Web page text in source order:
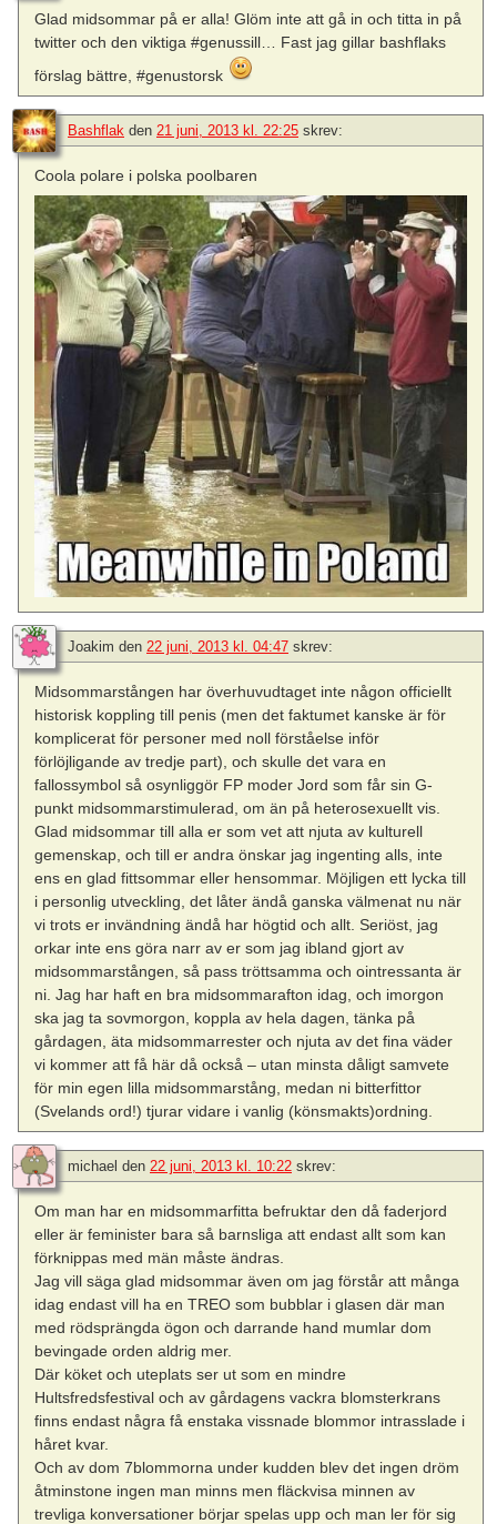
Glad midsommar på er alla! Glöm inte att gå in och titta in på
twitter och den viktiga #genussill… Fast jag gillar bashflaks
förslag bättre, #genustorsk
Bashflak den 21 juni, 2013 kl. 22:25 skrev:
Coola polare i polska poolbaren
Joakim den 22 juni, 2013 kl. 04:47 skrev:
Midsommarstången har överhuvudtaget inte någon officiellt
historisk koppling till penis (men det faktumet kanske är för
komplicerat för personer med noll förståelse inför
förlöjligande av tredje part), och skulle det vara en
fallossymbol så osynliggör FP moder Jord som får sin G-
punkt midsommarstimulerad, om än på heterosexuellt vis.
Glad midsommar till alla er som vet att njuta av kulturell
gemenskap, och till er andra önskar jag ingenting alls, inte
ens en glad fittsommar eller hensommar. Möjligen ett lycka till
i personlig utveckling, det låter ändå ganska välmenat nu när
vi trots er invändning ändå har högtid och allt. Seriöst, jag
orkar inte ens göra narr av er som jag ibland gjort av
midsommarstången, så pass tröttsamma och ointressanta är
ni. Jag har haft en bra midsommarafton idag, och imorgon
ska jag ta sovmorgon, koppla av hela dagen, tänka på
gårdagen, äta midsommarrester och njuta av det fina väder
vi kommer att få här då också – utan minsta dåligt samvete
för min egen lilla midsommarstång, medan ni bitterfittor
(Svelands ord!) tjurar vidare i vanlig (könsmakts)ordning.
michael den 22 juni, 2013 kl. 10:22 skrev:
Om man har en midsommarfitta befruktar den då faderjord
eller är feminister bara så barnsliga att endast allt som kan
förknippas med män måste ändras.
Jag vill säga glad midsommar även om jag förstår att många
idag endast vill ha en TREO som bubblar i glasen där man
med rödsprängda ögon och darrande hand mumlar dom
bevingade orden aldrig mer.
Där köket och uteplats ser ut som en mindre
Hultsfredsfestival och av gårdagens vackra blomsterkrans
finns endast några få enstaka vissnade blommor intrasslade i
håret kvar.
Och av dom 7blommorna under kudden blev det ingen dröm
åtminstone ingen man minns men fläckvisa minnen av
trevliga konversationer börjar spelas upp och man ler för sig